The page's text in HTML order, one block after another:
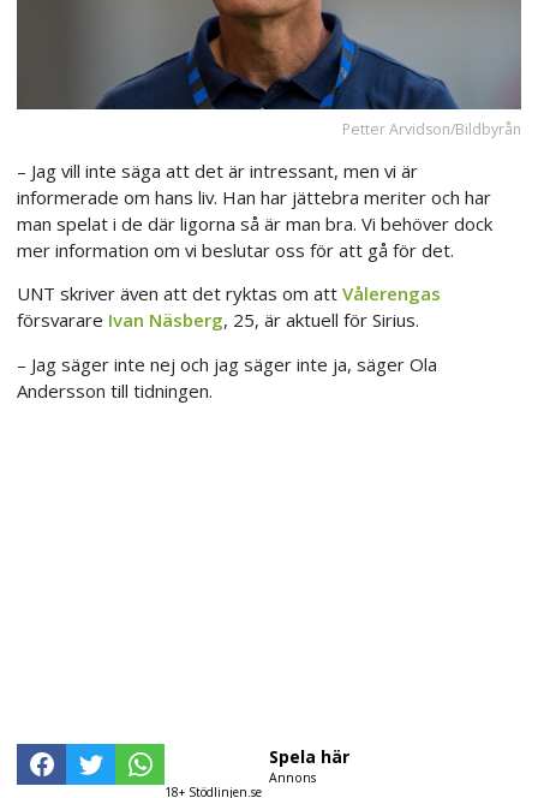
Petter Arvidson/Bildbyrån
– Jag vill inte säga att det är intressant, men vi är
informerade om hans liv. Han har jättebra meriter och har
man spelat i de där ligorna så är man bra. Vi behöver dock
mer information om vi beslutar oss för att gå för det.
UNT skriver även att det ryktas om att Vålerengas
försvarare Ivan Näsberg, 25, är aktuell för Sirius.
– Jag säger inte nej och jag säger inte ja, säger Ola
Andersson till tidningen.
18+ Stödlinjen.se
Spela här
Annons